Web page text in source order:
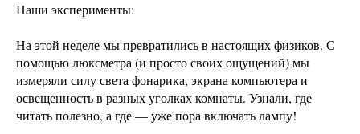
Наши эксперименты:
На этой неделе мы превратились в настоящих физиков. С
помощью люксметра (и просто своих ощущений) мы
измеряли силу света фонарика, экрана компьютера и
освещенность в разных уголках комнаты. Узнали, где
читать полезно, а где — уже пора включать лампу!